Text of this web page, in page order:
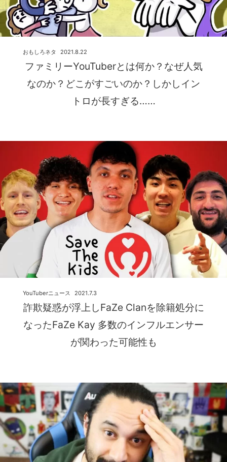
ファミリーYouTuberとは何か？なぜ人気
なのか？どこがすごいのか？しかしイン
トロが長すぎる……
2021.8.22
おもしろネタ
詐欺疑惑が浮上しFaZe Clanを除籍処分に
なったFaZe Kay 多数のインフルエンサー
が関わった可能性も
2021.7.3
YouTuberニュース